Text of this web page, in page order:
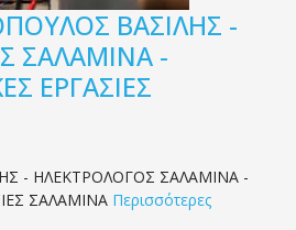
ΒΑΣΙΛΗΣ -
ΣΑΛΑΜΙΝΑ -
ΕΡΓΑΣΙΕΣ
- ΗΛΕΚΤΡΟΛΟΓΟΣ ΣΑΛΑΜΙΝΑ -
ΣΑΛΑΜΙΝΑ Περισσότερες